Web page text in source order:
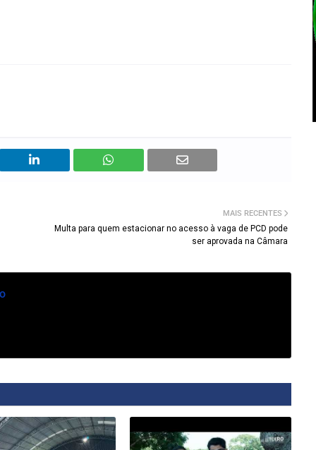
MAIS RECENTES
Multa para quem estacionar no acesso à vaga de PCD pode
ser aprovada na Câmara